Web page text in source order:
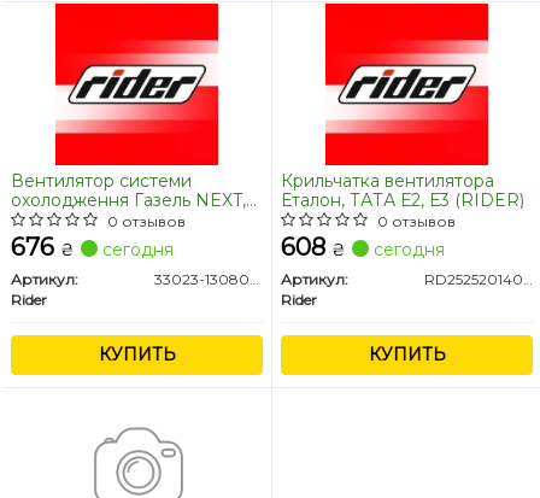
Вентилятор системи
охолодження Газель NEXT,
Бізнес дв.Cummins ISF 2,8
(RIDER)
0 отзывов
676 ₴ сегодня
Артикул:
33023-1308010
Rider
КУПИТЬ
Крильчатка вентилятора
Еталон, ТАТА Е2, Е3 (RIDER)
0 отзывов
608 ₴ сегодня
Артикул:
RD252520140109
Rider
КУПИТЬ